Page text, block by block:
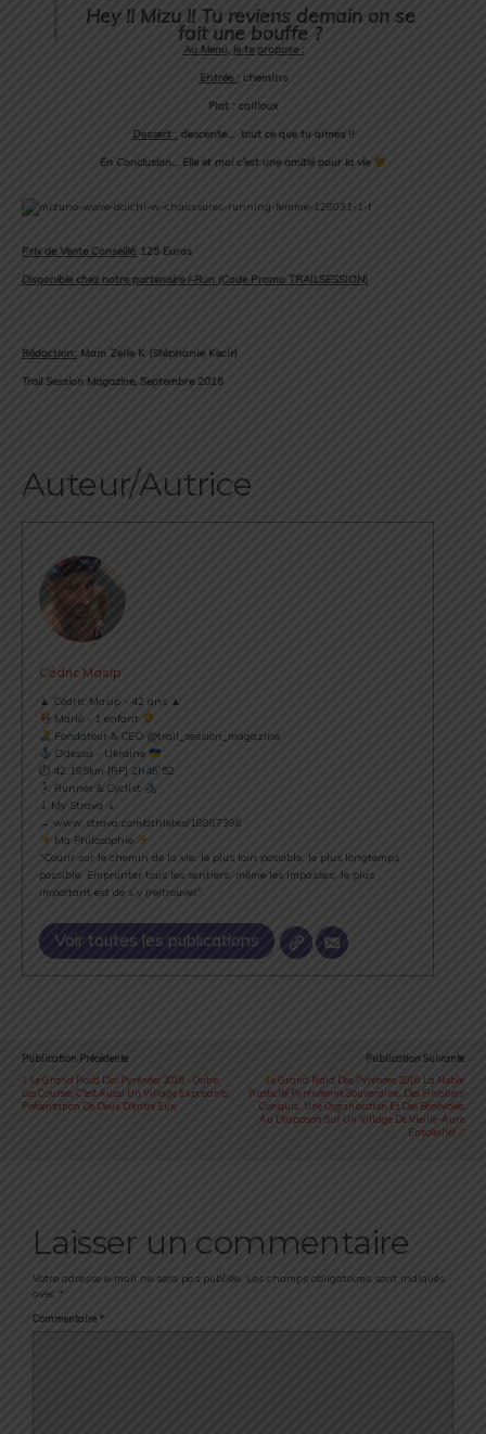
Hey !! Mizu !! Tu reviens demain on se
fait une bouffe ?
Au Menu, je te propose :
Entrée : chemins
Plat : cailloux
Dessert : descente… tout ce que tu aimes !!
En Conclusion… Elle et moi c’est une amitié pour la vie
Prix de Vente Conseillé: 125 Euros
Disponible chez notre partenaire i-Run (Code Promo TRAILSESSION)
Rédaction: Mam Zelle K (Stéphanie Kecir)
Trail Session Magazine, Septembre 2016
Auteur/Autrice
Cédric Masip
▲ Cédric Masip - 42 ans ▲
Marié - 1 enfant
Fondateur & CEO @trail_session_magazine
Odessa - Ukraine
⏱ 42.195km [RP] 2h46’52
Runner & Cyclist
⇣ My Strava ⇣
→ www.strava.com/athletes/18867396
Ma Philosophie
"Courir sur le chemin de la vie, le plus loin possible, le plus longtemps
possible. Emprunter tous les sentiers, même les impasses, le plus
important est de s’y (re)trouver".
Voir toutes les publications
Publication Précédente
Le Grand Raid Des Pyrénées 2016 - Outre
Les Courses C'est Aussi Un Village Exposants:
Présentation De Deux D'entre Eux
Publication Suivante
Le Grand Raid Des Pyrénées 2016: La Noble
Rusticité Pyrénéenne Souveraine... Des Finishers
Conquis... Une Organisation Et Des Bénévoles
Au Diapason Sur Un Village De Vieille-Aure
Ensoleillé!
Laisser un commentaire
Votre adresse e-mail ne sera pas publiée. Les champs obligatoires sont indiqués
avec *
Commentaire *